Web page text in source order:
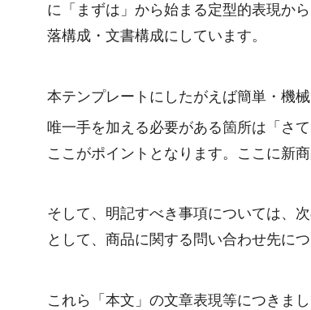
に「まずは」から始まる定型的表現か
落構成・文書構成にしています。
本テンプレートにしたがえば簡単・機
唯一手を加える必要がある箇所は「さ
ここがポイントとなります。ここに新
そして、明記すべき事項については、
として、商品に関する問い合わせ先に
これら「本文」の文章表現等につきま